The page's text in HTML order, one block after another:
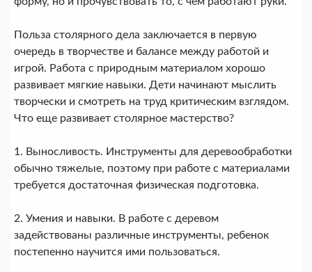
Польза столярного дела заключается в первую
очередь в творчестве и балансе между работой и
игрой. Работа с природным материалом хорошо
развивает мягкие навыки. Дети начинают мыслить
творчески и смотреть на труд критическим взглядом.
Что еще развивает столярное мастерство?
1. Выносливость. Инструменты для деревообработки
обычно тяжелые, поэтому при работе с материалами
требуется достаточная физическая подготовка.
2. Умения и навыки. В работе с деревом
задействованы различные инструменты, ребенок
постепенно научится ими пользоваться.